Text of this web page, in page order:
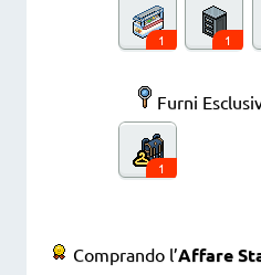
1 1
Furni
1
Comprando l’Affare